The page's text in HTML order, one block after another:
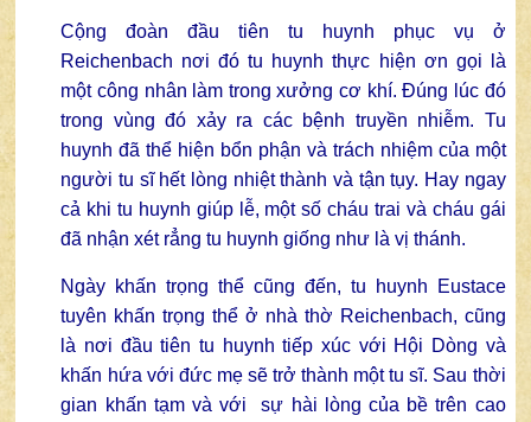
Cộng đoàn đầu tiên tu huynh phục vụ ở
Reichenbach nơi đó tu huynh thực hiện ơn gọi là
một công nhân làm trong xưởng cơ khí. Đúng lúc đó
trong vùng đó xảy ra các bệnh truyền nhiễm. Tu
huynh đã thể hiện bổn phận và trách nhiệm của một
người tu sĩ hết lòng nhiệt thành và tận tụy. Hay ngay
cả khi tu huynh giúp lễ, một số cháu trai và cháu gái
đã nhận xét rẳng tu huynh giống như là vị thánh.
Ngày khấn trọng thể cũng đến, tu huynh Eustace
tuyên khấn trọng thể ở nhà thờ Reichenbach, cũng
là nơi đầu tiên tu huynh tiếp xúc với Hội Dòng và
khấn hứa với đức mẹ sẽ trở thành một tu sĩ. Sau thời
gian khấn tạm và với sự hài lòng của bề trên cao